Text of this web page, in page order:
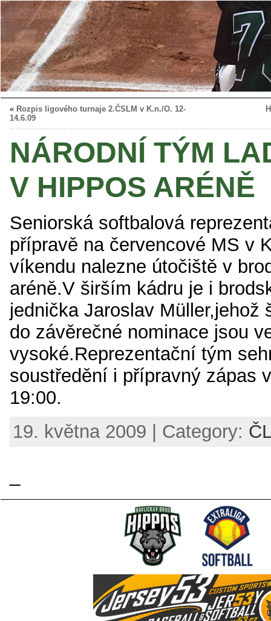
« Rozpis ligového turnaje 2.ČSLM v K.n./O. 12-
14.6.09
NÁRODNÍ TÝM
V HIPPOS ARÉNĚ
Seniorská softbalová
přípravě na červencové MS v
víkendu nalezne útočiště v
aréně.V širším kádru je i
jednička Jaroslav Müller,jehož
do závěrečné nominace jsou
vysoké.Reprezentační tým
soustředění i přípravný zápas
19:00.
19. května 2009 | Category: